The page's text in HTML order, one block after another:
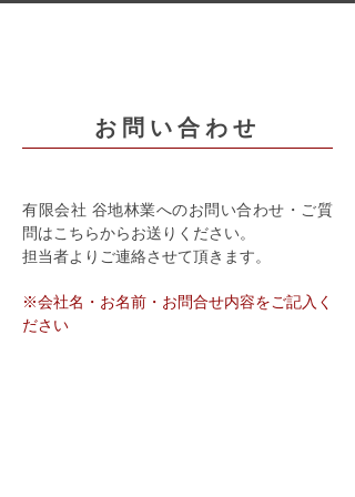
お問い合わせ
有限会社 谷地林業へのお問い合わせ・ご質
問はこちらからお送りください。
担当者よりご連絡させて頂きます。
※会社名・お名前・お問合せ内容をご記入く
ださい